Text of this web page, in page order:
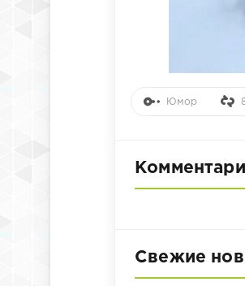
Юмор
Свежие